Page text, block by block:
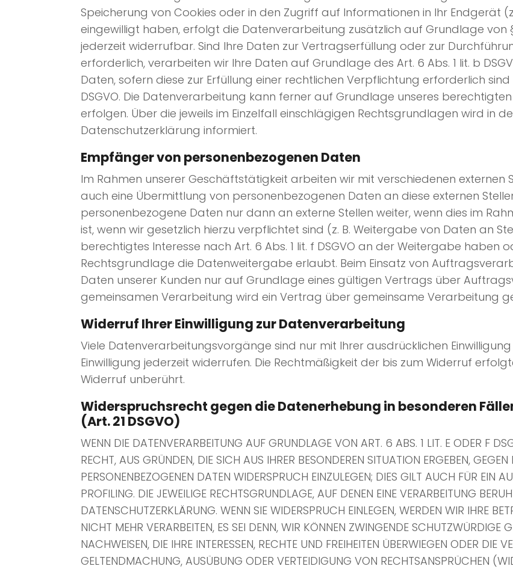
Speicherung von Cookies oder in den Zugriff auf Informationen in Ihr Endgerät
eingewilligt haben, erfolgt die Datenverarbeitung zusätzlich auf Grundlage von §
jederzeit widerrufbar. Sind Ihre Daten zur Vertragserfüllung oder zur
erforderlich, verarbeiten wir Ihre Daten auf Grundlage des Art. 6 Abs. 1 lit. b
Daten, sofern diese zur Erfüllung einer rechtlichen Verpflichtung erforderlich
DSGVO. Die Datenverarbeitung kann ferner auf Grundlage unseres berechtigten
erfolgen. Über die jeweils im Einzelfall einschlägigen Rechtsgrundlagen wird in
Datenschutzerklärung informiert.
Empfänger von personenbezogenen Daten
Im Rahmen unserer Geschäftstätigkeit arbeiten wir mit verschiedenen externen
auch eine Übermittlung von personenbezogenen Daten an diese externen
personenbezogene Daten nur dann an externe Stellen weiter, wenn dies im
ist, wenn wir gesetzlich hierzu verpflichtet sind (z. B. Weitergabe von Daten an
berechtigtes Interesse nach Art. 6 Abs. 1 lit. f DSGVO an der Weitergabe haben
Rechtsgrundlage die Datenweitergabe erlaubt. Beim Einsatz von
Daten unserer Kunden nur auf Grundlage eines gültigen Vertrags über
gemeinsamen Verarbeitung wird ein Vertrag über gemeinsame Verarbeitung
Widerruf Ihrer Einwilligung zur Datenverarbeitung
Viele Datenverarbeitungsvorgänge sind nur mit Ihrer ausdrücklichen
Einwilligung jederzeit widerrufen. Die Rechtmäßigkeit der bis zum Widerruf
Widerruf unberührt.
Widerspruchsrecht gegen die Datenerhebung in besonderen
(Art. 21 DSGVO)
WENN DIE DATENVERARBEITUNG AUF GRUNDLAGE VON ART. 6 ABS. 1 LIT. E ODER F
RECHT, AUS GRÜNDEN, DIE SICH AUS IHRER BESONDEREN SITUATION ERGEBEN, GEGEN
PERSONENBEZOGENEN DATEN WIDERSPRUCH EINZULEGEN; DIES GILT AUCH FÜR EIN
PROFILING. DIE JEWEILIGE RECHTSGRUNDLAGE, AUF DENEN EINE VERARBEITUNG
DATENSCHUTZERKLÄRUNG. WENN SIE WIDERSPRUCH EINLEGEN, WERDEN WIR IHRE
NICHT MEHR VERARBEITEN, ES SEI DENN, WIR KÖNNEN ZWINGENDE SCHUTZWÜRDIGE
NACHWEISEN, DIE IHRE INTERESSEN, RECHTE UND FREIHEITEN ÜBERWIEGEN ODER DIE
GELTENDMACHUNG, AUSÜBUNG ODER VERTEIDIGUNG VON RECHTSANSPRÜCHEN